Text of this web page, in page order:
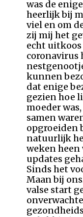
was de
heerlijk bij
viel en om
zij mij het
echt uitkoos
coronavirus
kunnen
dat enige
gezien hoe
moeder
samen
opgroeiden
natuurlijk
weken heen
updates
Sinds het
Maan bij
valse start
onverwachte